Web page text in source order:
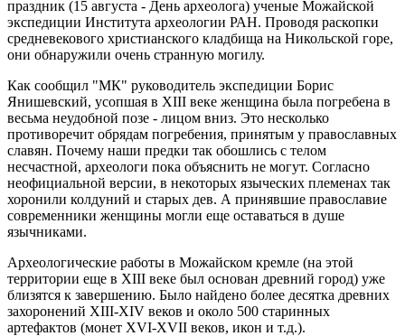
праздник (15 августа - День археолога) ученые Можайской
экспедиции Института археологии РАН. Проводя раскопки
средневекового христианского кладбища на Никольской горе,
они обнаружили очень странную могилу.
Как сообщил "МК" руководитель экспедиции Борис
Янишевский, усопшая в XIII веке женщина была погребена в
весьма неудобной позе - лицом вниз. Это несколько
противоречит обрядам погребения, принятым у православных
славян. Почему наши предки так обошлись с телом
несчастной, археологи пока объяснить не могут. Согласно
неофициальной версии, в некоторых языческих племенах так
хоронили колдуний и старых дев. А принявшие православие
современники женщины могли еще оставаться в душе
язычниками.
Археологические работы в Можайском кремле (на этой
территории еще в XIII веке был основан древний город) уже
близятся к завершению. Было найдено более десятка древних
захоронений XIII-XIV веков и около 500 старинных
артефактов (монет XVI-XVII веков, икон и т.д.).